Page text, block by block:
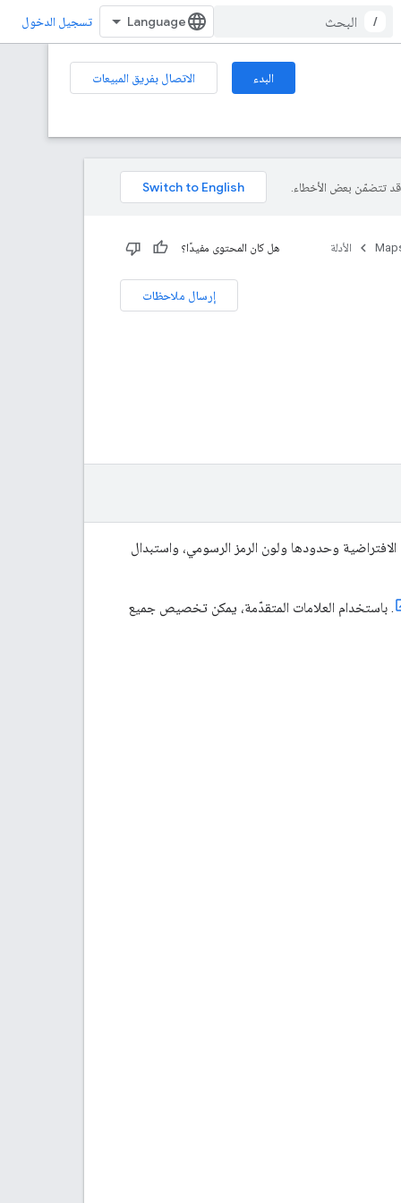
/ تسجيل الدخول
البدء الاتصال بفريق المبيعات
الأدلة هل كان المحتوى مفيدًا؟
إرسال ملاحظات
وحدودها ولون الرمز الرسومي، واستبدال
. باستخدام العلامات المتقدّمة، يمكن تخصيص جميع